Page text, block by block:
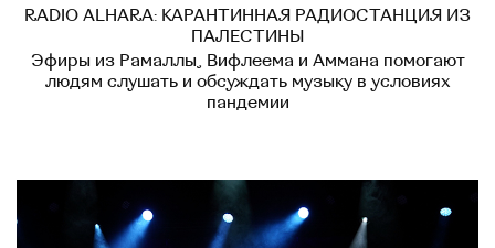
RADIO ALHARA: КАРАНТИННАЯ РАДИОСТАНЦИЯ ИЗ
ПАЛЕСТИНЫ
Эфиры из Рамаллы, Вифлеема и Аммана помогают
людям слушать и обсуждать музыку в условиях
пандемии